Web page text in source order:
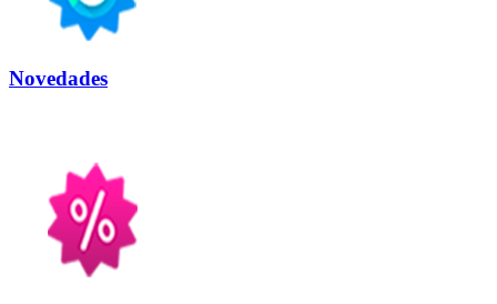
Novedades